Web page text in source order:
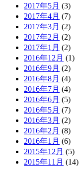
2017年5月 (3)
2017年4月 (7)
2017年3月 (2)
2017年2月 (2)
2017年1月 (2)
2016年12月 (1)
2016年9月 (2)
2016年8月 (4)
2016年7月 (4)
2016年6月 (5)
2016年5月 (7)
2016年3月 (2)
2016年2月 (8)
2016年1月 (6)
2015年12月 (5)
2015年11月 (14)